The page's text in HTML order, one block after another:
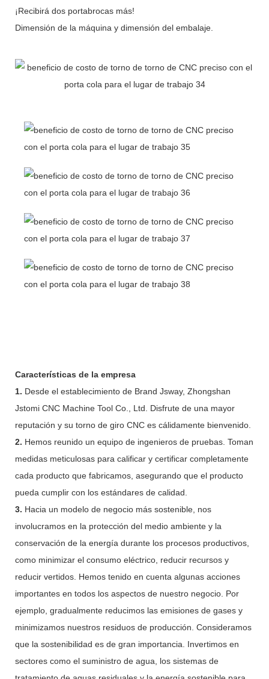
¡Recibirá dos portabrocas más!
Dimensión de la máquina y dimensión del embalaje.
Características de la empresa
1. Desde el establecimiento de Brand Jsway, Zhongshan
Jstomi CNC Machine Tool Co., Ltd. Disfrute de una mayor
reputación y su torno de giro CNC es cálidamente bienvenido.
2. Hemos reunido un equipo de ingenieros de pruebas. Toman
medidas meticulosas para calificar y certificar completamente
cada producto que fabricamos, asegurando que el producto
pueda cumplir con los estándares de calidad.
3. Hacia un modelo de negocio más sostenible, nos
involucramos en la protección del medio ambiente y la
conservación de la energía durante los procesos productivos,
como minimizar el consumo eléctrico, reducir recursos y
reducir vertidos. Hemos tenido en cuenta algunas acciones
importantes en todos los aspectos de nuestro negocio. Por
ejemplo, gradualmente reducimos las emisiones de gases y
minimizamos nuestros residuos de producción. Consideramos
que la sostenibilidad es de gran importancia. Invertimos en
sectores como el suministro de agua, los sistemas de